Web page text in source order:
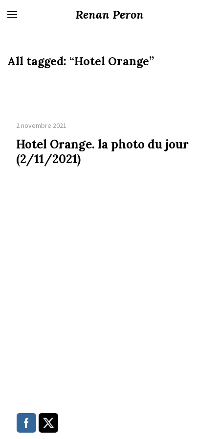
Renan Peron
All tagged: “Hotel Orange”
2 novembre 2021
Hotel Orange. la photo du jour
(2/11/2021)